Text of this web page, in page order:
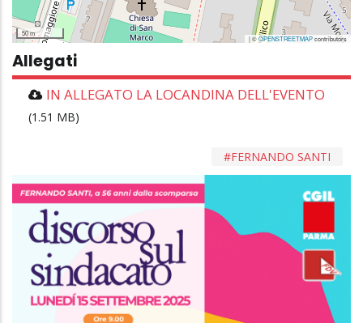
50 m
| ©OPENSTREETMAPcontributors
Allegati
IN ALLEGATO LA LOCANDINA DELL'EVENTO
(1.51 MB)
FERNANDO SANTI